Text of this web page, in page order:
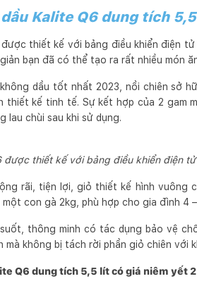
Kalite Q6 dung tích
thiết kế với bảng điều khiển điện
bạn đã có thể tạo ra rất nhiều món
dầu tốt nhất 2023, nồi chiên sở
thiết kế tinh tế. Sự kết hợp của 2 gam
lau chùi sau khi sử dụng.
được thiết kế với bảng điều khiển điện
rãi, tiện lợi, giỏ thiết kế hình vuông
con gà 2kg, phù hợp cho gia đình 4
thông minh có tác dụng bảo vệ
mà không bị tách rời phần giỏ chiên với
Q6 dung tích 5,5 lít có giá niêm